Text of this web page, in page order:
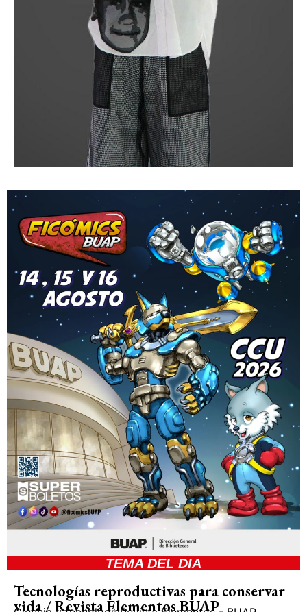
TEMA DEL DIA
Tecnologías reproductivas para conservar
vida / Revista Elementos BUAP